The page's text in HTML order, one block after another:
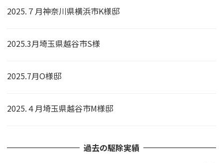
2025.７月神奈川県横浜市K様邸
2025.3月埼玉県越谷市S様
2025.7月O様邸
2025.４月埼玉県越谷市M様邸
過去の駆除実績